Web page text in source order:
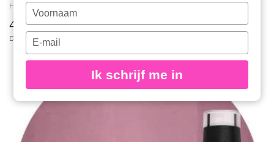
Home / 44 Gellak Blushy Nude 10 ml.
44 Gellak Blushy Nude 10 ml.
DIVA
Typ
je
naam
Typ
je
e-
in
Ik schrijf me in